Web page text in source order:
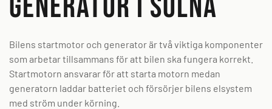
Bilens startmotor och generator är två viktiga komponenter
som arbetar tillsammans för att bilen ska fungera korrekt.
Startmotorn ansvarar för att starta motorn medan
generatorn laddar batteriet och försörjer bilens elsystem
med ström under körning.